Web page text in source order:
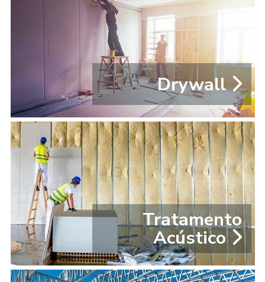
Drywall
Tratamento
Acústico